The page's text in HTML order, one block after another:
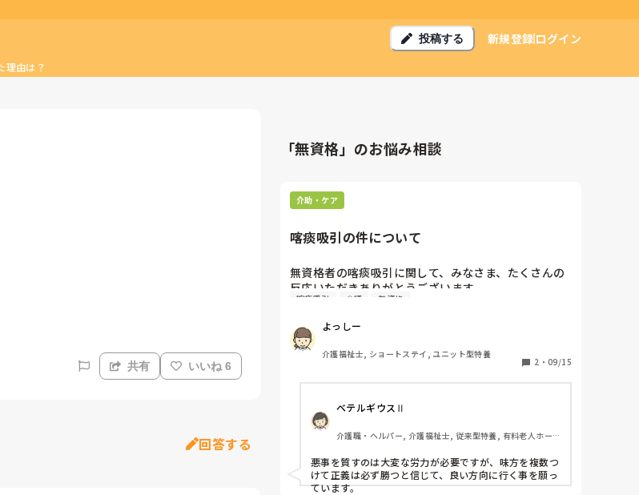
投稿する 新規登録ログイン
理由は？
共有 いいね 6
回答する
「無資格」のお悩み相談
介助・ケア
喀痰吸引の件について
無資格者の喀痰吸引に関して、みなさま、たくさんの
反応いただきありがとうございます。
安に感じて今回質問させていただきました。
やはり"禁止されていること"として捉えるべきと言わ
れ安心しました。
今回の件に関して今後にも関わるのでなぁなぁにはし
たくなく、施設長に話をつけようと思います。看護師
はもう聞く耳持たないので。
また、直近の会議にてこの話題が取り上げられたら意
見として述べようと思います。
喀痰吸引 会議 無資格
よっしー
介護福祉士, ショートステイ, ユニット型特養
2 ・ 09/15
ベテルギウスⅡ
介護職・ヘルパー, 介護福祉士, 従来型特養, 有料老人ホー
修, 実務者研修, ユニット型特養
悪事を質すのは大変な労力が必要ですが、味方を複数つ
けて正義は必ず勝つと信じて、良い方向に行く事を願っ
ています。